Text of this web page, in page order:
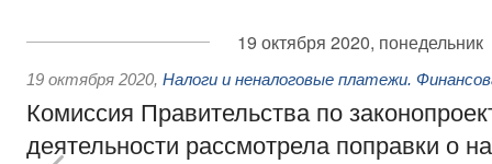
19 октября 2020, понедельник
19 октября 2020, Налоги и неналоговые платежи.
Комиссия Правительства по
деятельности рассмотрела поправки о